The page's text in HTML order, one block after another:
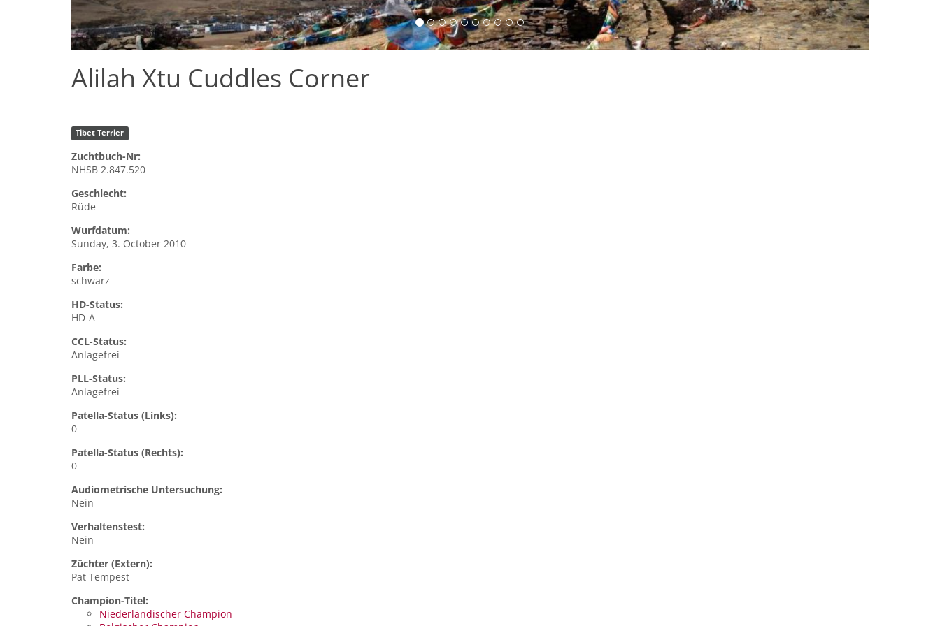
Alilah Xtu Cuddles Corner
Tibet Terrier
Zuchtbuch-Nr:
NHSB 2.847.520
Geschlecht:
Rüde
Wurfdatum:
Sunday, 3. October 2010
Farbe:
schwarz
HD-Status:
HD-A
CCL-Status:
Anlagefrei
PLL-Status:
Anlagefrei
Patella-Status (Links):
0
Patella-Status (Rechts):
0
Audiometrische Untersuchung:
Nein
Verhaltenstest:
Nein
Züchter (Extern):
Pat Tempest
Champion-Titel:
Niederländischer Champion